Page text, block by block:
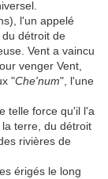
l'un appelé
détroit de
Vent a vaincu
venger Vent,
"Che'num", l'une
telle force qu'il l'a
terre, du détroit
rivières de
érigés le long